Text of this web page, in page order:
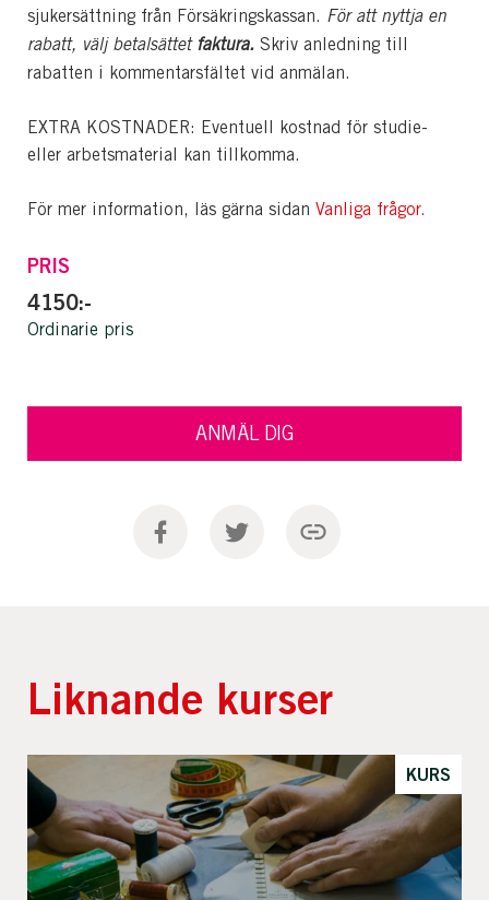
sjukersättning från Försäkringskassan. För att nyttja en
rabatt, välj betalsättet faktura. Skriv anledning till
rabatten i kommentarsfältet vid anmälan.
EXTRA KOSTNADER: Eventuell kostnad för studie-
eller arbetsmaterial kan tillkomma.
För mer information, läs gärna sidan Vanliga frågor.
PRIS
4150:-
Ordinarie pris
ANMÄL DIG
Liknande kurser
KURS